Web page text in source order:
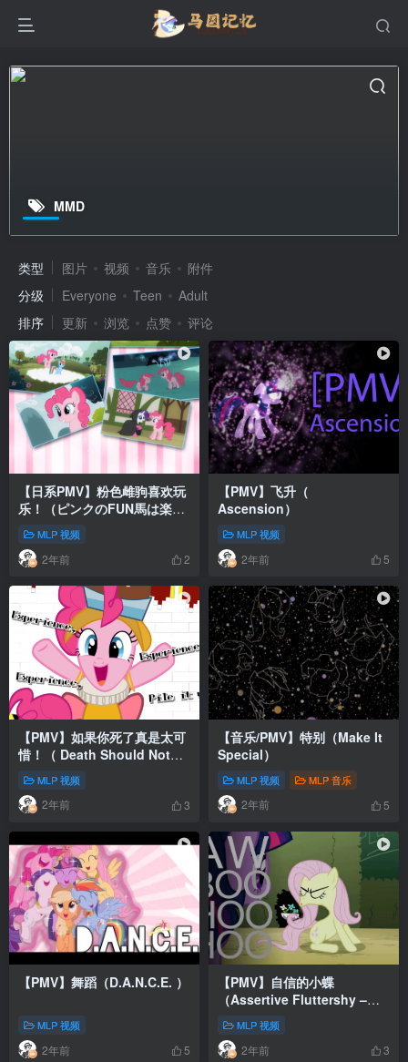
MMD
类型 图片 视频 音乐
附件
分级
Everyone Teen
Adult
排序
更新 浏览 点赞 评论
【日系PMV】粉色雌驹喜欢玩
乐！（ピンクのFUN馬は楽し
いが大好き！）
MLP 视频
2年前 2
【PMV】飞升（
Ascension）
MLP 视频
2年前 5
【PMV】如果你死了真是太可
惜！（ Death Should Not
Have Taken Thee）
MLP 视频
2年前 3
【音乐/PMV】特别（Make It
Special）
MLP 视频 MLP 音乐
2年前 5
【PMV】舞蹈（D.A.N.C.E. ）
MLP 视频
2年前 5
【PMV】自信的小蝶
（Assertive Fluttershy –
Boo Hoo | Silva Hound
Remix）
MLP 视频
2年前 3